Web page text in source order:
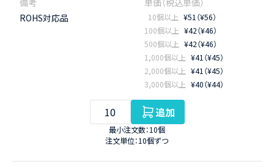
ROHS対応品 10個以上 ¥51（¥56）
100個以上 ¥42（¥46）
500個以上 ¥42（¥46）
1,000個以上 ¥41（¥45）
2,000個以上 ¥41（¥45）
3,000個以上 ¥40（¥44）
追加
最小注文数：10個
注文単位：10個ずつ